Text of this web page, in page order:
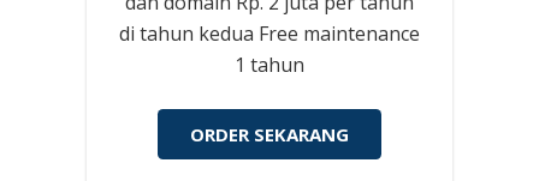
di tahun kedua Free maintenance
1 tahun
ORDER SEKARANG